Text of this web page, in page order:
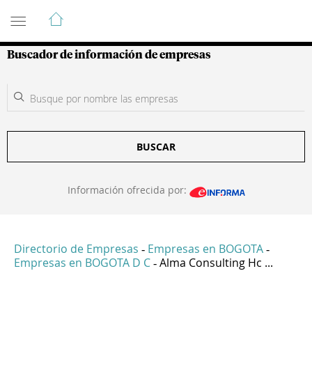
Guía de Empresas Colombianas
Buscador de información de empresas
BUSCAR
Información ofrecida por:
Directorio de Empresas - Empresas en BOGOTA -
Empresas en BOGOTA D C - Alma Consulting Hc ...